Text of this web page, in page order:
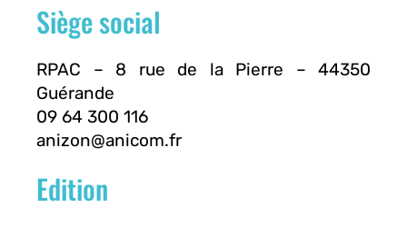
Siège social
RPAC – 8 rue de la Pierre – 44350
Guérande
09 64 300 116
anizon@anicom.fr
Edition